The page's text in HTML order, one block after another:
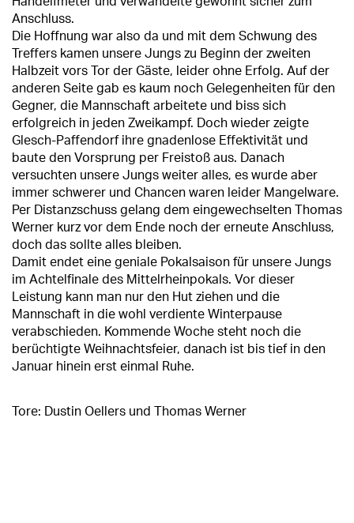
Anschluss.
Die Hoffnung war also da und mit dem Schwung des
Treffers kamen unsere Jungs zu Beginn der zweiten
Halbzeit vors Tor der Gäste, leider ohne Erfolg. Auf der
anderen Seite gab es kaum noch Gelegenheiten für den
Gegner, die Mannschaft arbeitete und biss sich
erfolgreich in jeden Zweikampf. Doch wieder zeigte
Glesch-Paffendorf ihre gnadenlose Effektivität und
baute den Vorsprung per Freistoß aus. Danach
versuchten unsere Jungs weiter alles, es wurde aber
immer schwerer und Chancen waren leider Mangelware.
Per Distanzschuss gelang dem eingewechselten Thomas
Werner kurz vor dem Ende noch der erneute Anschluss,
doch das sollte alles bleiben.
Damit endet eine geniale Pokalsaison für unsere Jungs
im Achtelfinale des Mittelrheinpokals. Vor dieser
Leistung kann man nur den Hut ziehen und die
Mannschaft in die wohl verdiente Winterpause
verabschieden. Kommende Woche steht noch die
berüchtigte Weihnachtsfeier, danach ist bis tief in den
Januar hinein erst einmal Ruhe.
Tore: Dustin Oellers und Thomas Werner